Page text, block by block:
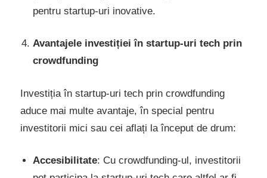
pentru startup-uri inovative.
Avantajele investiției în startup-uri tech prin
crowdfunding
Investiția în startup-uri tech prin crowdfunding
aduce mai multe avantaje, în special pentru
investitorii mici sau cei aflați la început de drum:
Accesibilitate: Cu crowdfunding-ul, investitorii